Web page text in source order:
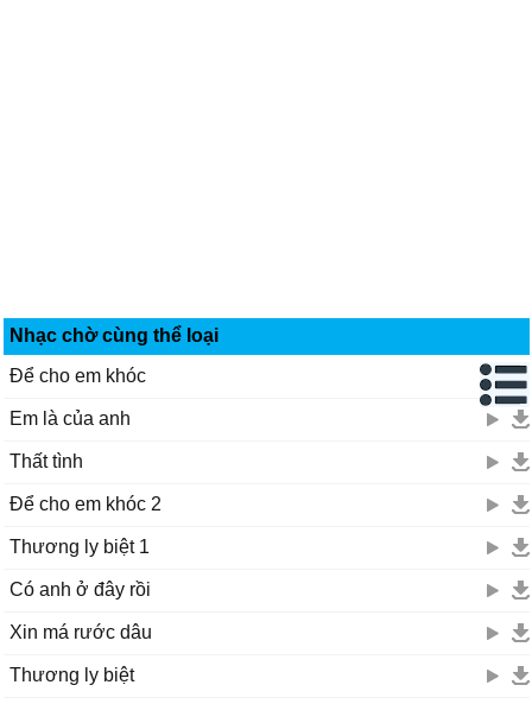
Nhạc chờ cùng thể loại
Để cho em khóc
Em là của anh
Thất tình
Để cho em khóc 2
Thương ly biệt 1
Có anh ở đây rồi
Xin má rước dâu
Thương ly biệt